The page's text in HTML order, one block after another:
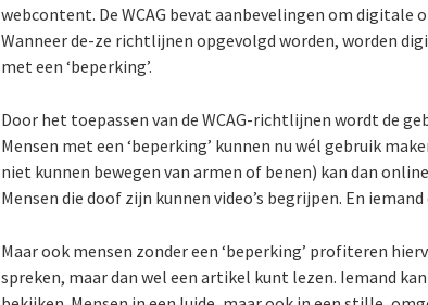
webcontent. De WCAG bevat aanbevelingen om
Wanneer de-ze richtlijnen opgevolgd worden, worden
met een ‘beperking’.
Door het toepassen van de WCAG-richtlijnen wordt de
Mensen met een ‘beperking’ kunnen nu wél gebruik
niet kunnen bewegen van armen of benen) kan dan
Mensen die doof zijn kunnen video’s begrijpen. En
Maar ook mensen zonder een ‘beperking’ profiteren
spreken, maar dan wel een artikel kunt lezen. Iemand